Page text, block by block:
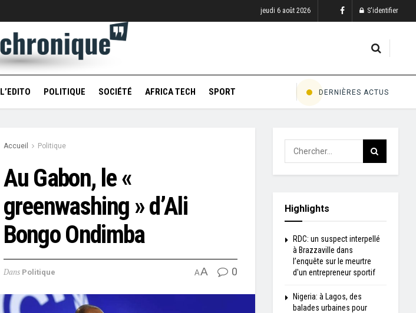
jeudi 6 août 2026 S'identifier
L’EDITO POLITIQUE SOCIÉTÉ AFRICA TECH SPORT DERNIÈRES ACTUS
Accueil Politique
Au Gabon, le «
greenwashing » d’Ali
Bongo Ondimba
Dans Politique AA 0
Highlights
RDC: un suspect interpellé
à Brazzaville dans
l’enquête sur le meurtre
d'un entrepreneur sportif
Nigeria: à Lagos, des
balades urbaines pour